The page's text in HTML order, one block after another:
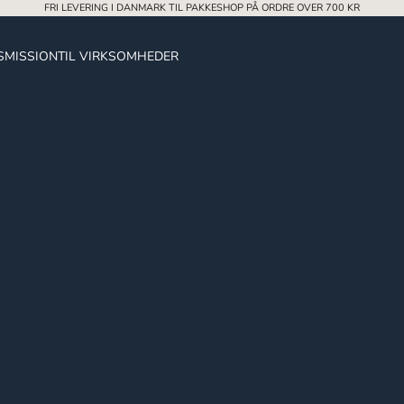
FRI LEVERING I DANMARK TIL PAKKESHOP PÅ ORDRE OVER 700 KR
MISSIONTIL VIRKSOMHEDER